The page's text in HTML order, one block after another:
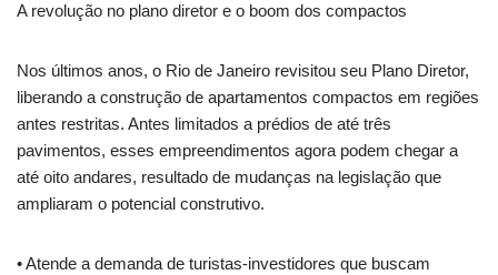
A revolução no plano diretor e o boom dos compactos
Nos últimos anos, o Rio de Janeiro revisitou seu Plano Diretor,
liberando a construção de apartamentos compactos em regiões
antes restritas. Antes limitados a prédios de até três
pavimentos, esses empreendimentos agora podem chegar a
até oito andares, resultado de mudanças na legislação que
ampliaram o potencial construtivo.
• Atende a demanda de turistas-investidores que buscam